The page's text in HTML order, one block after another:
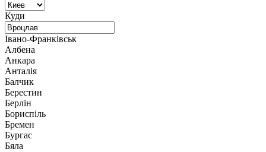
Куди
Івано-Франківськ
Албена
Анкара
Анталія
Балчик
Берестин
Берлін
Бориспіль
Бремен
Бургас
Бяла